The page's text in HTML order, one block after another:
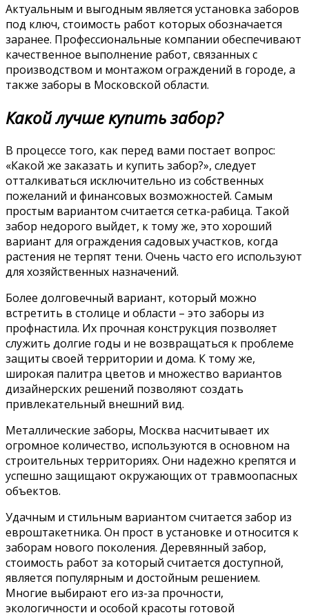
Актуальным и выгодным является установка заборов
под ключ, стоимость работ которых обозначается
заранее. Профессиональные компании обеспечивают
качественное выполнение работ, связанных с
производством и монтажом ограждений в городе, а
также заборы в Московской области.
Какой лучше купить забор?
В процессе того, как перед вами постает вопрос:
«Какой же заказать и купить забор?», следует
отталкиваться исключительно из собственных
пожеланий и финансовых возможностей. Самым
простым вариантом считается сетка-рабица. Такой
забор недорого выйдет, к тому же, это хороший
вариант для ограждения садовых участков, когда
растения не терпят тени. Очень часто его используют
для хозяйственных назначений.
Более долговечный вариант, который можно
встретить в столице и области – это заборы из
профнастила. Их прочная конструкция позволяет
служить долгие годы и не возвращаться к проблеме
защиты своей территории и дома. К тому же,
широкая палитра цветов и множество вариантов
дизайнерских решений позволяют создать
привлекательный внешний вид.
Металлические заборы, Москва насчитывает их
огромное количество, используются в основном на
строительных территориях. Они надежно крепятся и
успешно защищают окружающих от травмоопасных
объектов.
Удачным и стильным вариантом считается забор из
евроштакетника. Он прост в установке и относится к
заборам нового поколения. Деревянный забор,
стоимость работ за который считается доступной,
является популярным и достойным решением.
Многие выбирают его из-за прочности,
экологичности и особой красоты готовой